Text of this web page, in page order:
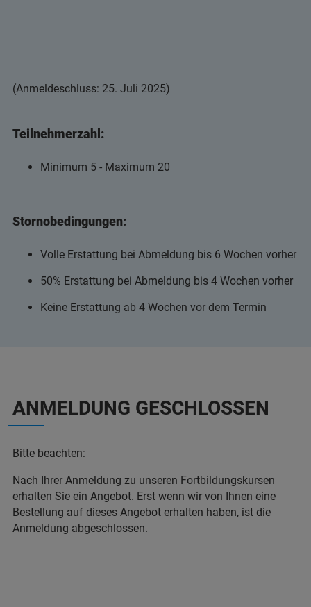
(Anmeldeschluss: 25. Juli 2025)
Teilnehmerzahl:
Minimum 5 - Maximum 20
Stornobedingungen:
Volle Erstattung bei Abmeldung bis 6 Wochen vorher
50% Erstattung bei Abmeldung bis 4 Wochen vorher
Keine Erstattung ab 4 Wochen vor dem Termin
ANMELDUNG GESCHLOSSEN
Bitte beachten:
Nach Ihrer Anmeldung zu unseren Fortbildungskursen
erhalten Sie ein Angebot. Erst wenn wir von Ihnen eine
Bestellung auf dieses Angebot erhalten haben, ist die
Anmeldung abgeschlossen.